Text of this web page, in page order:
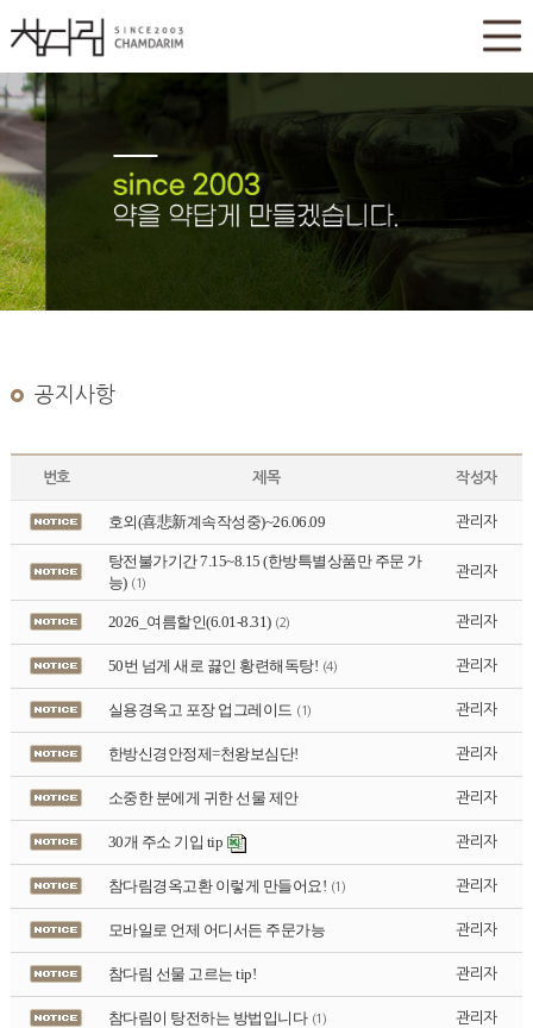
공지사항
번호 제목 작성자
호외(喜悲新계속작성중)~26.06.09 관리자
탕전불가기간 7.15~8.15 (한방특별상품만 주문 가
능) (1)
관리자
2026_여름할인(6.01-8.31) (2) 관리자
50번 넘게 새로 끓인 황련해독탕! (4) 관리자
실용경옥고 포장 업그레이드 (1) 관리자
한방신경안정제=천왕보심단! 관리자
소중한 분에게 귀한 선물 제안 관리자
30개 주소 기입 tip 관리자
참다림경옥고환 이렇게 만들어요! (1) 관리자
모바일로 언제 어디서든 주문가능 관리자
참다림 선물 고르는 tip! 관리자
참다림이 탕전하는 방법입니다 (1) 관리자